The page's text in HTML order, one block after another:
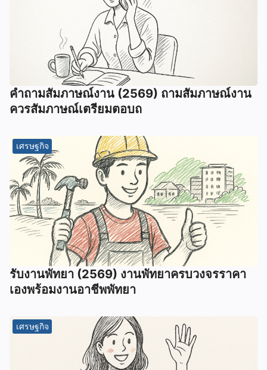
คําถามสัมภาษณ์งาน (2569) ถามสัมภาษณ์งาน
ควรสัมภาษณ์เตรียมตอบถ
เศรษฐกิจ
รับงานพัทยา (2569) ️งานพัทยาครบวงจรราคา
เองพร้อมงานอาชีพพัทยา
เศรษฐกิจ